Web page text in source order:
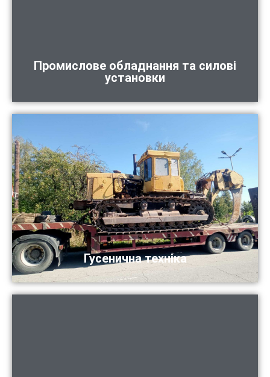
Промислове обладнання та силові
установки
Гусенична техніка